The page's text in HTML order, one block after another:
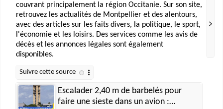
couvrant principalement la région Occitanie. Sur son site,
retrouvez les actualités de Montpellier et des alentours,
avec des articles sur les faits divers, la politique, le sport,
l'économie et les loisirs. Des services comme les avis de
décès et les annonces légales sont également
disponibles.
Escalader 2,40 m de barbelés pour
faire une sieste dans un avion :